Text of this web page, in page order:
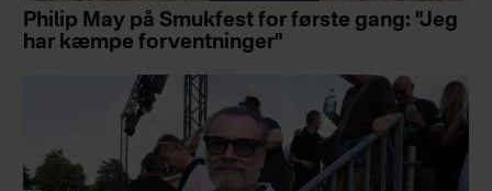
Philip May på Smukfest for første gang: "Jeg
har kæmpe forventninger"